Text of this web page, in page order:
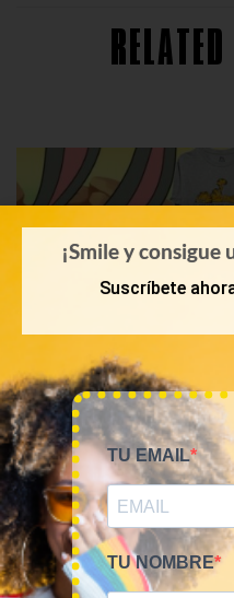
KILOS
Mix camisetas Cartoons
9€/Kg
45,00€–180,00€ (sin IVA)
¡Smile y consigue
Suscríbete
TU EMAIL
TU NOMBRE